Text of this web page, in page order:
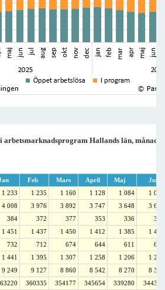
arbetsmarknadsprogram Hallands län,
Feb Mars April Maj
Juni
1 233 1 235 1 160 1 128 1 084
1 048
4 008 3 976 3 892 3 747 3 648
3 665
384 372 377 353 336
318
1 451 1 437 1 450 1 412 1 385
1 467
732 712 674 644 611
625
1 441 1 395 1 307 1 258 1 206
1 227
9 249 9 127 8 860 8 542 8 270
8 350
360335 354177 345654 339280
344357